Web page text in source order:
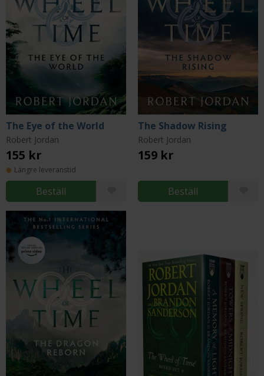
The Eye of the World
Robert Jordan
155 kr
Längre leveranstid
Beställ
The Shadow Rising
Robert Jordan
159 kr
Beställ